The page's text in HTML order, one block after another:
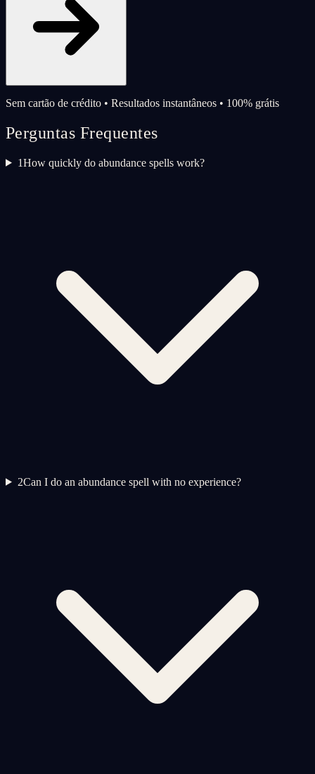
Sem cartão de crédito • Resultados instantâneos • 100% grátis
Perguntas Frequentes
1How quickly do abundance spells work?
2Can I do an abundance spell with no experience?